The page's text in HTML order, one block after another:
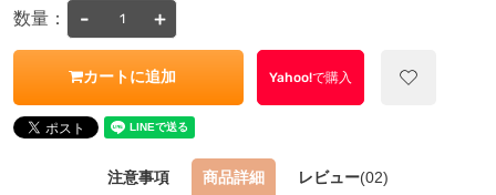
数量： - +
カートに追加 Yahoo!で購入
注意事項 商品詳細 レビュー(02)